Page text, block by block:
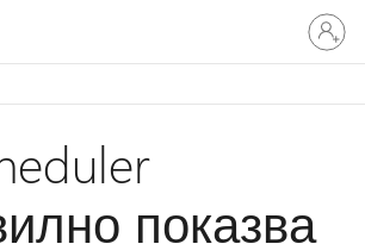
Влезте
във
вашия
показва